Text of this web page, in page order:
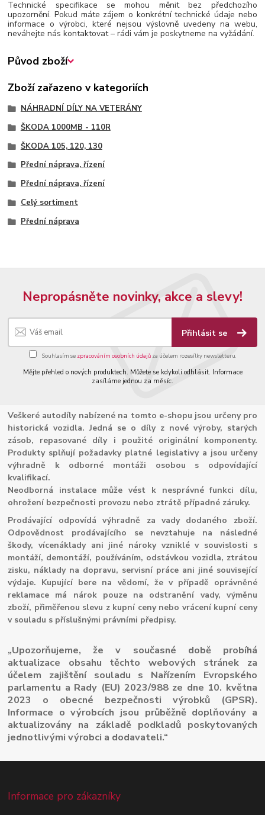
Technické specifikace se mohou měnit bez předchozího
upozornění. Pokud máte zájem o konkrétní technické údaje nebo
informace o výrobci, které nejsou výslovně uvedeny na webu,
neváhejte nás kontaktovat – rádi vám je poskytneme na vyžádání.
Původ zboží
Zboží zařazeno v kategoriích
NÁHRADNÍ DÍLY NA VETERÁNY
ŠKODA 1000MB - 110R
ŠKODA 105, 120, 130
Přední náprava, řízení
Přední náprava, řízení
Celý sortiment
Přední náprava
Nepropásněte novinky, akce a slevy!
Přihlásit se
Souhlasím se zpracováním osobních údajůza účelem rozesílky newsletteru.
Mějte přehled o nových produktech. Můžete se kdykoli odhlásit. Informace
zasíláme jednou za měsíc.
Veškeré autodíly nabízené na tomto e-shopu jsou určeny pro
historická vozidla. Jedná se o díly z nové výroby, starých
zásob, repasované díly i použité originální komponenty.
Produkty splňují požadavky platné legislativy a jsou určeny
výhradně k odborné montáži osobou s odpovídající
kvalifikací.
Neodborná instalace může vést k nesprávné funkci dílu,
ohrožení bezpečnosti provozu nebo ztrátě případné záruky.
Prodávající odpovídá výhradně za vady dodaného zboží.
Odpovědnost prodávajícího se nevztahuje na následné
škody, vícenáklady ani jiné nároky vzniklé v souvislosti s
montáží, demontáží, používáním, odstávkou vozidla, ztrátou
zisku, náklady na dopravu, servisní práce ani jiné související
výdaje. Kupující bere na vědomí, že v případě oprávněné
reklamace má nárok pouze na odstranění vady, výměnu
zboží, přiměřenou slevu z kupní ceny nebo vrácení kupní ceny
v souladu s příslušnými právními předpisy.
„Upozorňujeme, že v současné době probíhá
aktualizace obsahu těchto webových stránek za
účelem zajištění souladu s Nařízením Evropského
parlamentu a Rady (EU) 2023/988 ze dne 10. května
2023 o obecné bezpečnosti výrobků (GPSR).
Informace o výrobcích jsou průběžně doplňovány a
aktualizovány na základě podkladů poskytovaných
jednotlivými výrobci a dodavateli.“
Informace pro zákazníky